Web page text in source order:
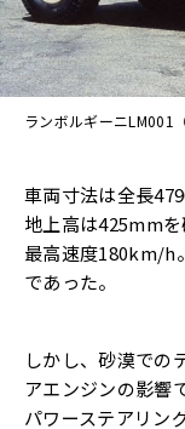
ランボルギーニLM001
車両寸法は全長
地上高は425mmを
最高速度180km/h
であった。
しかし、砂漠での
アエンジンの影響
パワーステアリン